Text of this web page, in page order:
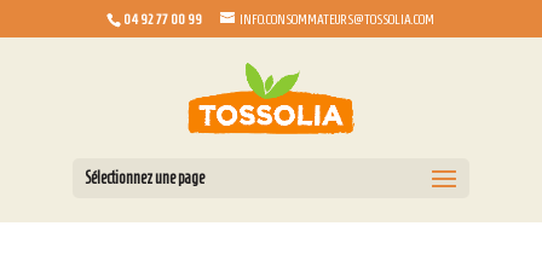
04 92 77 00 99 INFO.CONSOMMATEURS@TOSSOLIA.COM
Sélectionnez une page